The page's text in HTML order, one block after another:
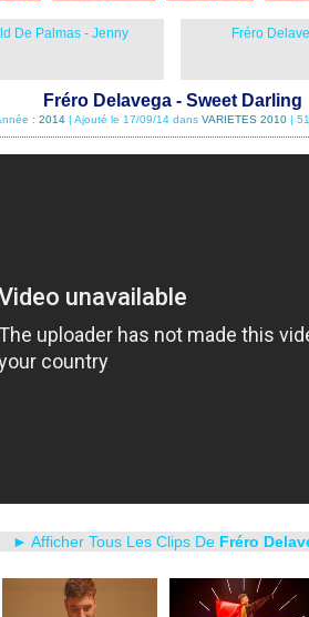
De Palmas - Jenny Fréro
Fréro Delavega - Sweet Darling
: 2014| Ajouté le 17/09/14 dans VARIETES 2010|
► Afficher Tous Les Clips De Fréro